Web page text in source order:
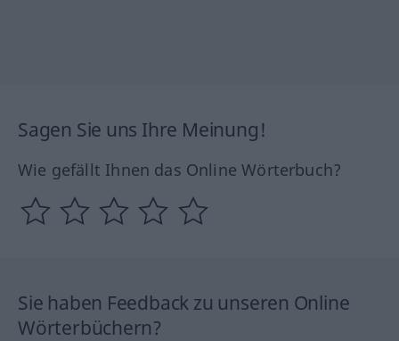
Sagen Sie uns Ihre Meinung!
Wie gefällt Ihnen das Online Wörterbuch?
Sie haben Feedback zu unseren Online
Wörterbüchern?